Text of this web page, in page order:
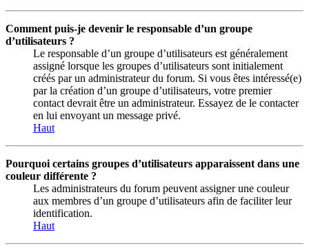
Comment puis-je devenir le responsable d’un groupe
d’utilisateurs ?
Le responsable d’un groupe d’utilisateurs est généralement
assigné lorsque les groupes d’utilisateurs sont initialement
créés par un administrateur du forum. Si vous êtes intéressé(e)
par la création d’un groupe d’utilisateurs, votre premier
contact devrait être un administrateur. Essayez de le contacter
en lui envoyant un message privé.
Haut
Pourquoi certains groupes d’utilisateurs apparaissent dans une
couleur différente ?
Les administrateurs du forum peuvent assigner une couleur
aux membres d’un groupe d’utilisateurs afin de faciliter leur
identification.
Haut